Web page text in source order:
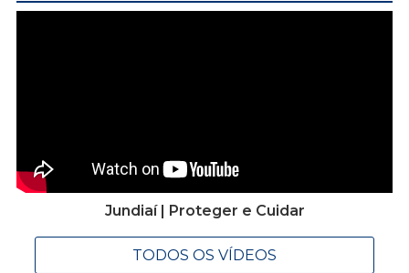
Jundiaí | Proteger e Cuidar
TODOS OS VÍDEOS